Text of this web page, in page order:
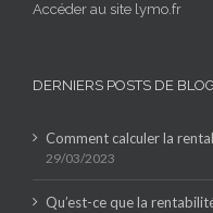
Accéder au site lymo.fr
DERNIERS POSTS DE BLOG
Comment calculer la
29/03/2023
Qu’est-ce que la